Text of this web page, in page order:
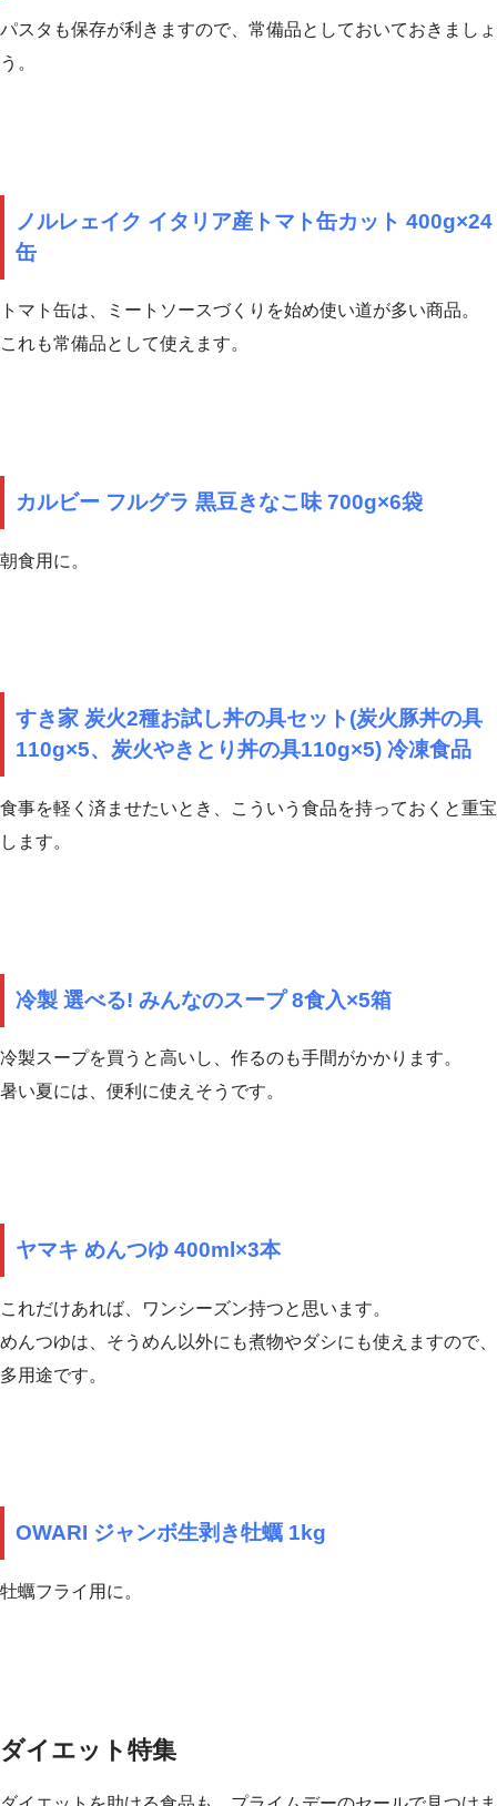
パスタも保存が利きますので、常備品としておいておきましょ
う。
ノルレェイク イタリア産トマト缶カット 400g×24
缶
トマト缶は、ミートソースづくりを始め使い道が多い商品。
これも常備品として使えます。
カルビー フルグラ 黒豆きなこ味 700g×6袋
朝食用に。
すき家 炭火2種お試し丼の具セット(炭火豚丼の具
110g×5、炭火やきとり丼の具110g×5) 冷凍食品
食事を軽く済ませたいとき、こういう食品を持っておくと重宝
します。
冷製 選べる! みんなのスープ 8食入×5箱
冷製スープを買うと高いし、作るのも手間がかかります。
暑い夏には、便利に使えそうです。
ヤマキ めんつゆ 400ml×3本
これだけあれば、ワンシーズン持つと思います。
めんつゆは、そうめん以外にも煮物やダシにも使えますので、
多用途です。
OWARI ジャンボ生剥き牡蠣 1kg
牡蠣フライ用に。
ダイエット特集